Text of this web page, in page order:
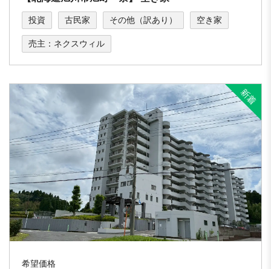
投資 古民家 その他（訳あり） 空き家
売主：ネクスウィル
希望価格